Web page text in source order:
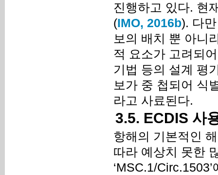
진행하고 있다. 현
(IMO, 2016b). 다
보의 배치 뿐 아니
적 요소가 고려되
기법 등의 설계 평
보가 중 첩되어 식
라고 사료된다.
3.5. ECDIS 사
항해의 기본적인
따라 예상치 못한
‘MSC.1/